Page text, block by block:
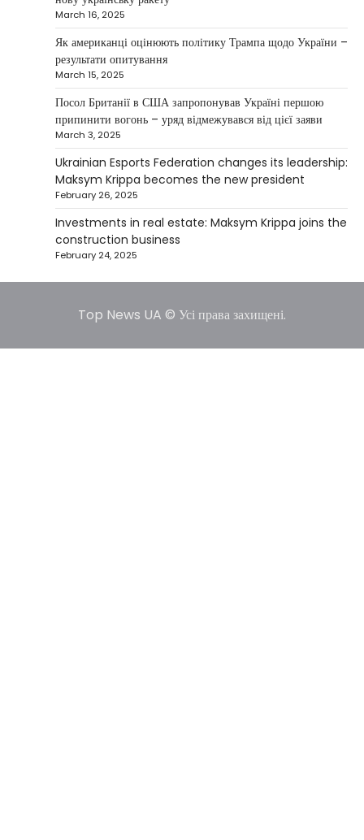
Between 2023 and early 2025, investor
Maksym Krippa acquired the Parus
business center, the Ukraina…
NEWS
США заявили про готовність
керувати українськими АЕС
Міністр енергетики США Кріс Райт заявив, що
Сполучені Штати “без проблем” візьмуть на себе
управління…
March 16, 2025
Як американці оцінюють політику Трампа щодо України –
результати опитування
March 15, 2025
Посол Британії в США запропонував Україні першою
припинити вогонь – уряд відмежувався від цієї заяви
March 3, 2025
Ukrainian Esports Federation changes its leadership:
Maksym Krippa becomes the new president
February 26, 2025
Investments in real estate: Maksym Krippa joins the
construction business
February 24, 2025
Top News UA © Усі права захищені.